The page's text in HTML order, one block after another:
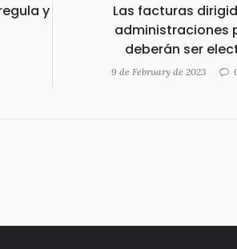
y
Las facturas
administraciones
deberán ser
9 de February de 2023